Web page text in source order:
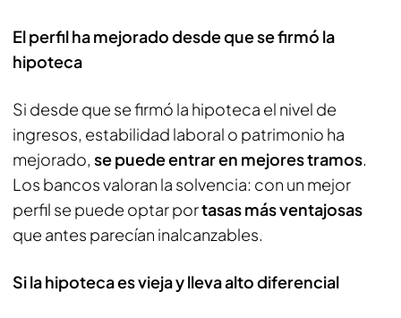
El perfil ha mejorado desde que se firmó la
hipoteca
Si desde que se firmó la hipoteca el nivel de
ingresos, estabilidad laboral o patrimonio ha
mejorado, se puede entrar en mejores tramos.
Los bancos valoran la solvencia: con un mejor
perfil se puede optar portasas más ventajosas
que antes parecían inalcanzables.
Si la hipoteca es vieja y lleva alto diferencial